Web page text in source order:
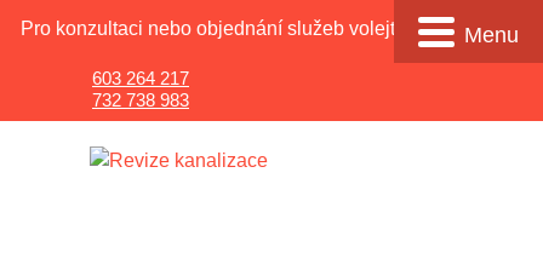
Pro konzultaci nebo objednání služeb volejte 605 184 165
603 264 217
732 738 983
Menu